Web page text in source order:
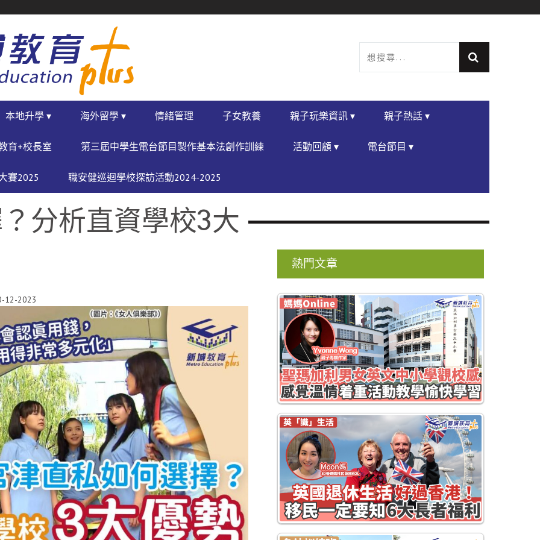
本地升學 ▾ 海外留學 ▾ 情緒管理 子女教養 親子玩樂資訊 ▾ 親子熱話 ▾
育+校長室 第三屆中學生電台節目製作基本法創作訓練 活動回顧 ▾ 電台節目 ▾
賽2025 職安健巡迴學校探訪活動2024-2025
分析直資學校3大
12-2023
熱門文章